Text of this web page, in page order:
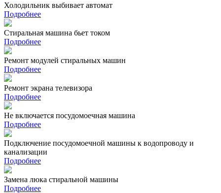
Холодильник выбивает автомат
Подробнее
Стиральная машина бьет током
Подробнее
Ремонт модулей стиральных машин
Подробнее
Ремонт экрана телевизора
Подробнее
Не включается посудомоечная машина
Подробнее
Подключение посудомоечной машины к водопроводу и
канализации
Подробнее
Замена люка стиральной машины
Подробнее